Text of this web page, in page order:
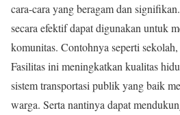
cara-cara yang beragam dan
secara efektif dapat digunakan untuk
komunitas. Contohnya seperti
Fasilitas ini meningkatkan kualitas
sistem transportasi publik yang baik
warga. Serta nantinya dapat